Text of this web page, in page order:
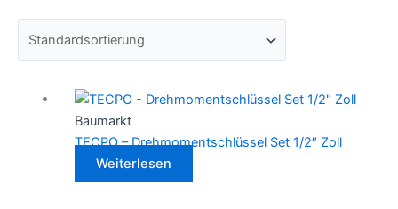
Baumarkt
TECPO – Drehmomentschlüssel Set 1/2″ Zoll
Weiterlesen